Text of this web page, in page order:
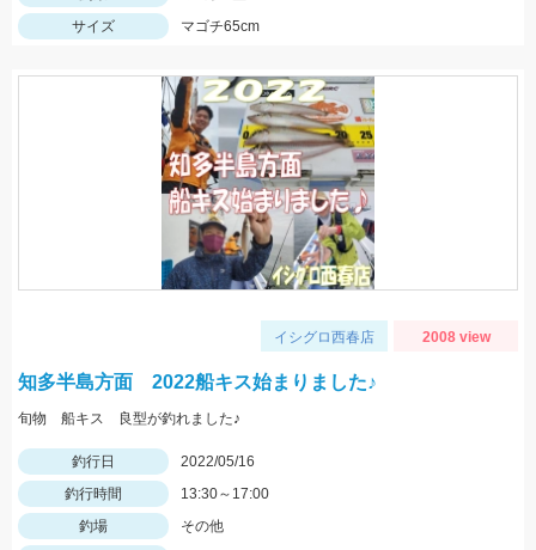
サイズ
マゴチ65cm
イシグロ西春店 2008 view
知多半島方面 2022船キス始まりました♪
旬物 船キス 良型が釣れました♪
釣行日
2022/05/16
釣行時間
13:30～17:00
釣場
その他